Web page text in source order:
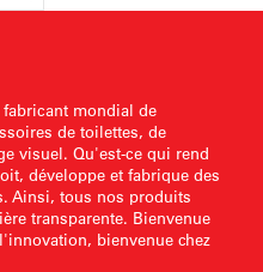
fabricant mondial de
de toilettes, de
visuel. Qu'est-ce qui rend
développe et fabrique des
Ainsi, tous nos produits
transparente. Bienvenue
bienvenue chez